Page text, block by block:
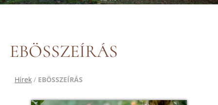
EBÖSSZEÍRÁS
Hírek / EBÖSSZEÍRÁS